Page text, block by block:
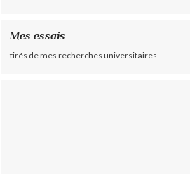
Mes essais
tirés de mes recherches universitaires